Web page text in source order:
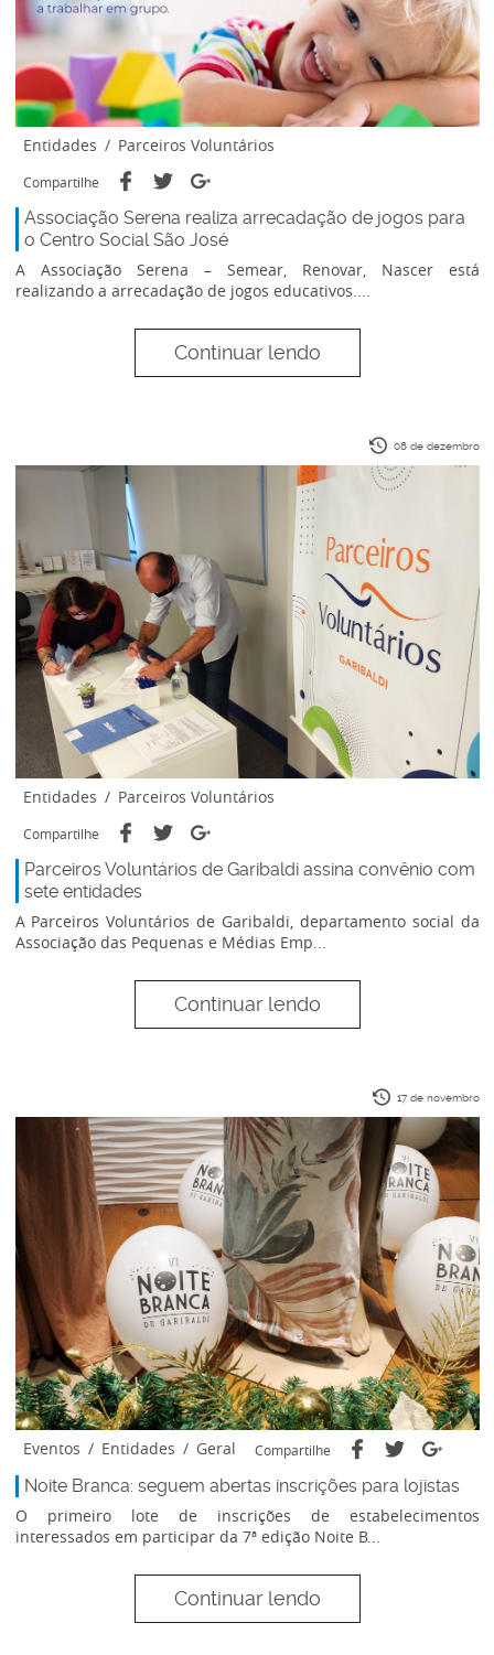
Entidades / Parceiros Voluntários
Compartilhe
Associação Serena realiza arrecadação de jogos para
o Centro Social São José
A Associação Serena – Semear, Renovar, Nascer está
realizando a arrecadação de jogos educativos....
Continuar lendo
08 de dezembro
Entidades / Parceiros Voluntários
Compartilhe
Parceiros Voluntários de Garibaldi assina convênio com
sete entidades
A Parceiros Voluntários de Garibaldi, departamento social da
Associação das Pequenas e Médias Emp...
Continuar lendo
17 de novembro
Eventos / Entidades / Geral Compartilhe
Noite Branca: seguem abertas inscrições para lojistas
O primeiro lote de inscrições de estabelecimentos
interessados em participar da 7ª edição Noite B...
Continuar lendo